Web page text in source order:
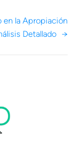
en la Apropiación
Detallado →